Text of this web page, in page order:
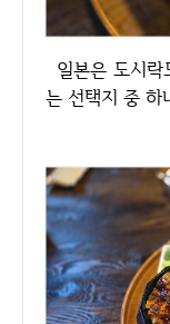
일본은 도시락도 상당히 유명하잖아요? 역시 실패없
는 선택지 중 하